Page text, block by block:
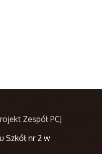
Zespół PCJ
Szkół nr 2 w